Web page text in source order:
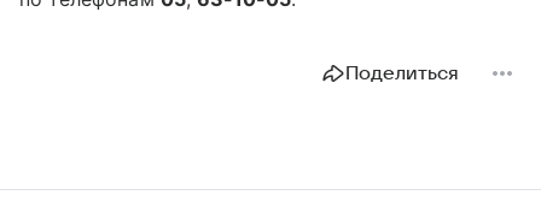
Поделиться